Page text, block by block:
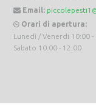
Email:
Orari di apertura:
Lunedì / Venerdi 10:00 -
Sabato 10:00 - 12:00